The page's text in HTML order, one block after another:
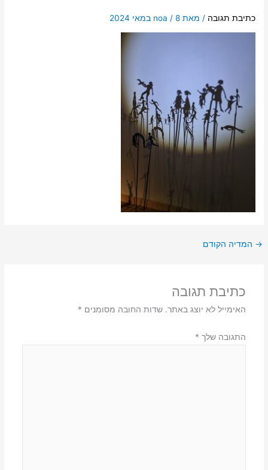
כתיבת תגובה / מאת noa / 8 במאי 2024
→ המדיה הקודם
כתיבת תגובה
האימייל לא יוצג באתר. שדות החובה מסומנים *
התגובה שלך *